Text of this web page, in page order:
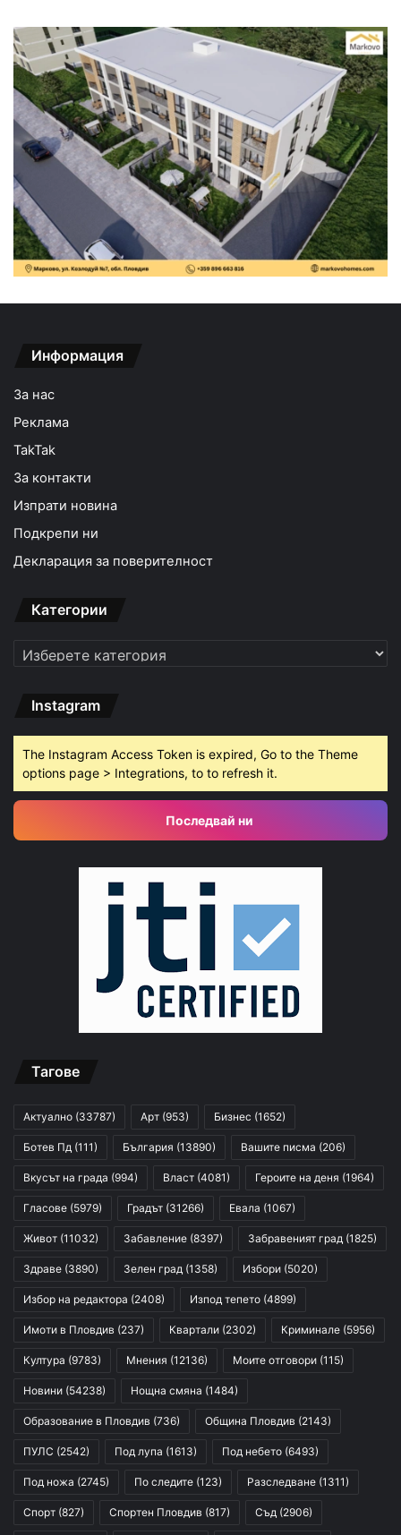
Информация
За нас
Реклама
TakTak
За контакти
Изпрати новина
Подкрепи ни
Декларация за поверителност
Категории
Категории
Instagram
The Instagram Access Token is expired, Go to the Theme
options page > Integrations, to to refresh it.
Последвай ни
Тагове
Актуално (33787) Арт (953) Бизнес (1652)
Ботев Пд (111) България (13890) Вашите писма (206)
Вкусът на града (994) Власт (4081) Героите на деня (1964)
Гласове (5979) Градът (31266) Евала (1067)
Живот (11032) Забавление (8397) Забравеният град (1825)
Здраве (3890) Зелен град (1358) Избори (5020)
Избор на редактора (2408) Изпод тепето (4899)
Имоти в Пловдив (237) Квартали (2302) Криминале (5956)
Култура (9783) Мнения (12136) Моите отговори (115)
Новини (54238) Нощна смяна (1484)
Образование в Пловдив (736) Община Пловдив (2143)
ПУЛС (2542) Под лупа (1613) Под небето (6493)
Под ножа (2745) По следите (123) Разследване (1311)
Спорт (827) Спортен Пловдив (817) Съд (2906)